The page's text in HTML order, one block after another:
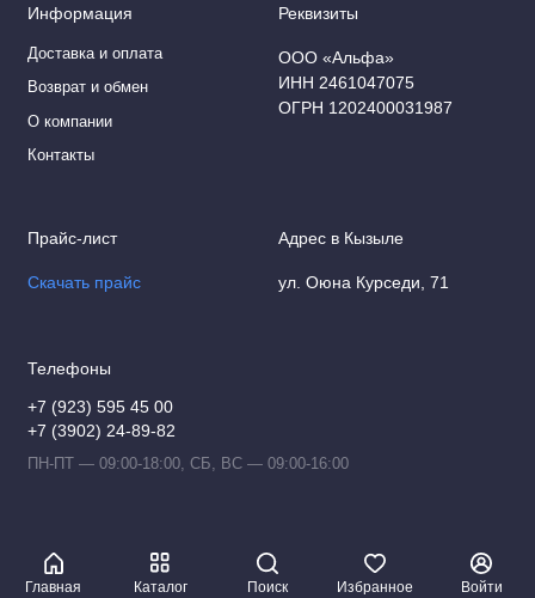
Главная Каталог Поиск Избранное Войти
Информация
Доставка и оплата
Возврат и обмен
О компании
Контакты
Реквизиты
ООО «Альфа»
ИНН 2461047075
ОГРН 1202400031987
Прайс-лист
Скачать прайс
Адрес в Кызыле
ул. Оюна Курседи, 71
Телефоны
+7 (923) 595 45 00
+7 (3902) 24-89-82
ПН-ПТ — 09:00-18:00, СБ, ВС — 09:00-16:00